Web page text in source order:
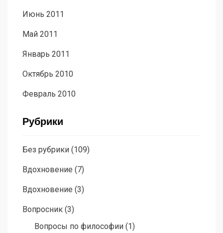
Июнь 2011
Май 2011
Январь 2011
Октябрь 2010
Февраль 2010
Рубрики
Без рубрики (109)
Вдохновение (7)
Вдохновение (3)
Вопросник (3)
Вопросы по философии (1)